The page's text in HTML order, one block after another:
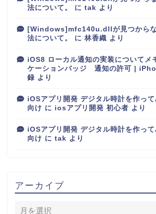
法について。
に tak より
[Windows]mfc140u.dllが見つから
法について。
に 林香織 より
iOS8 ローカル通知の実装についてメ
ケーションバッジ 通知の許可 |
録 より
iOSアプリ開発 デジタル時計を作っ
向け に iosアプリ開発 初心者 より
iOSアプリ開発 デジタル時計を作っ
向け に tak より
アーカイブ